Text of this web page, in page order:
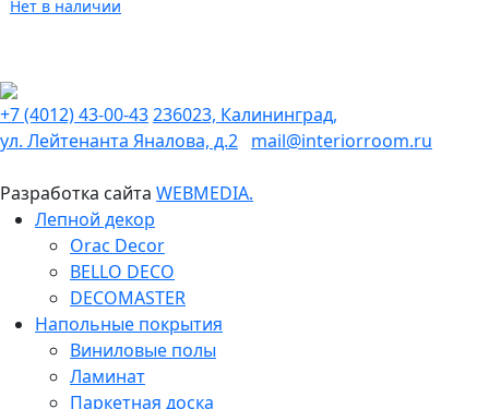
Нет в наличии
+7 (4012) 43-00-43236023, Калининград,
ул. Лейтенанта Яналова, д.2 mail@interiorroom.ru
Разработка сайта WEBMEDIA.
Лепной декор
Orac Decor
BELLO DECO
DECOMASTER
Напольные покрытия
Виниловые полы
Ламинат
Паркетная доска